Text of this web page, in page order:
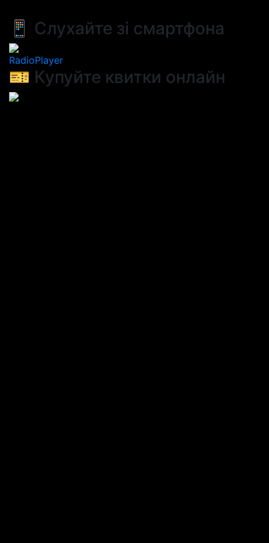
📱 Слухайте зі смартфона
RadioPlayer
🎫 Купуйте квитки онлайн